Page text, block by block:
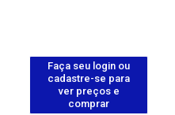
Faça seu login ou
cadastre-se para
ver preços e
comprar